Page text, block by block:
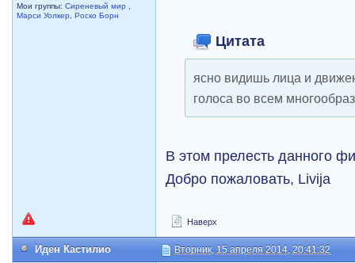
Мои группы:Сиреневый мир
Марси Уолкер
,Роско Борн
Цитата
ясно видишь лица и
голоса во всем
В этом прелесть данного
Добро пожаловать, Livija
Наверх
Иден Кастилио Вторник, 15 апреля 2014, 20:41:32